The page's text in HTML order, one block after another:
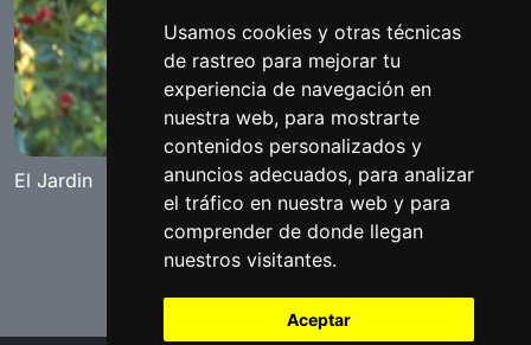
Usamos cookies y otras técnicas
de rastreo para mejorar tu
experiencia de navegación en
nuestra web, para mostrarte
contenidos personalizados y
anuncios adecuados, para analizar
el tráfico en nuestra web y para
comprender de donde llegan
nuestros visitantes.
Aceptar
El Jardin